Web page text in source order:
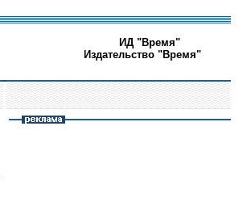
ИД "Время"
Издательство "Время"